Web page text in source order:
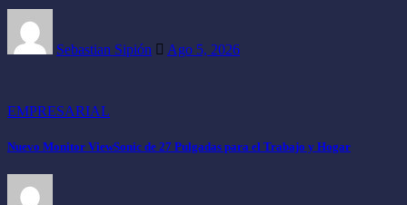
Sebastian Sipión Ago 5, 2026
EMPRESARIAL
Nuevo Monitor ViewSonic de 27 Pulgadas para el Trabajo y Hogar